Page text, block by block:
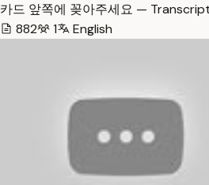
카드 앞쪽에 꽂아주세요 — Transcript
882
1 English